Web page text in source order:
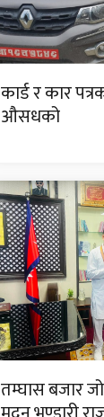
कार्ड र कार
औसधको
तम्घास बजार